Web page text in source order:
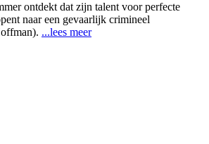
ontdekt dat zijn talent voor perfecte
naar een gevaarlijk crimineel
...lees meer